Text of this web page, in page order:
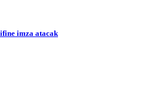
imza atacak